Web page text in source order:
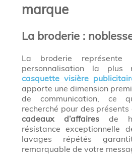
marque
La broderie :
La broderie
personnalisation la plus
casquette visière
apporte une dimension
de communication, ce
recherché pour des présents
cadeaux d’affairesde
résistance exceptionnelle
lavages répétés
remarquable de votre